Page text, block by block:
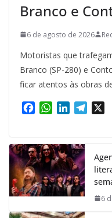
Branco e
6 de agosto de 2026
Motoristas que
Branco (SP-280) e
ficar atentos às obras
e
b
o
o
k
W
t
s
A
p
p
k
e
d
I
n
m
6